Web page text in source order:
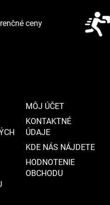
ceny
MÔJ ÚČET
KONTAKTNÉ
ÚDAJE
KDE NÁS NÁJDETE
HODNOTENIE
OBCHODU